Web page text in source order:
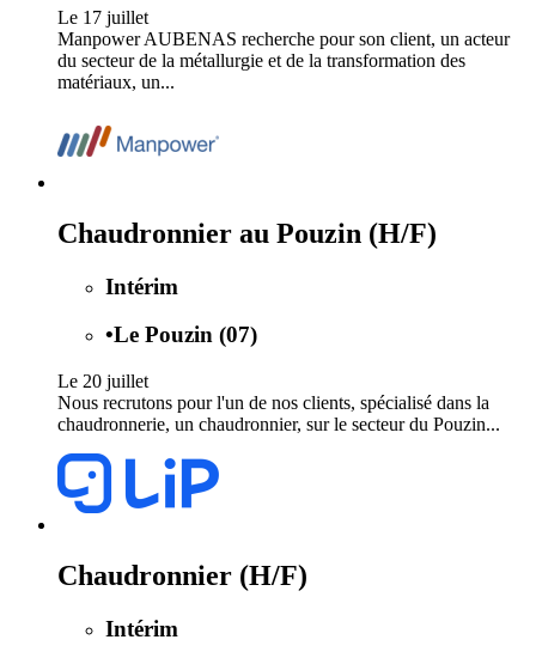
Le 17 juillet
Manpower AUBENAS recherche pour son client, un acteur
du secteur de la métallurgie et de la transformation des
matériaux, un...
Chaudronnier au Pouzin (H/F)
Intérim
•Le Pouzin (07)
Le 20 juillet
Nous recrutons pour l'un de nos clients, spécialisé dans la
chaudronnerie, un chaudronnier, sur le secteur du Pouzin...
Chaudronnier (H/F)
Intérim